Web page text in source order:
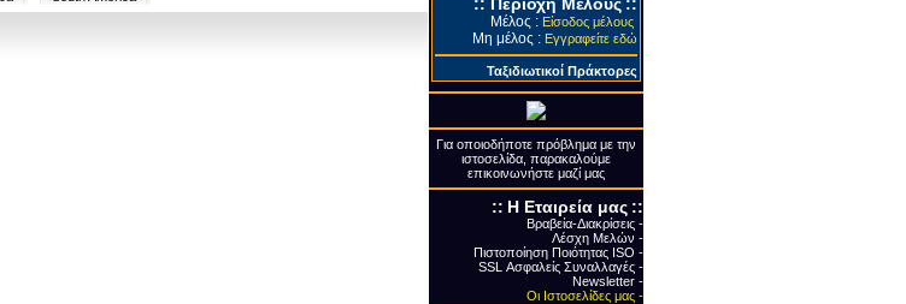
Μέλος : Είσοδος μέλους
Μη μέλος : Εγγραφείτε εδώ
Ταξιδιωτικοί Πράκτορες
Για οποιοδήποτε πρόβλημα με την
ιστοσελίδα, παρακαλούμε
επικοινωνήστε μαζί μας
:: Η Εταιρεία μας ::
Βραβεία-Διακρίσεις -
Λέσχη Μελών -
Πιστοποίηση Ποιότητας ΙSO -
SSL Ασφαλείς Συναλλαγές -
Newsletter -
Οι Ιστοσελίδες μας -